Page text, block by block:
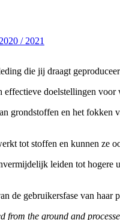
/ 2021
die jij draagt
doelstellingen voor
grondstoffen en het fokken
tot stoffen en kunnen ze
leiden tot hogere
de gebruikersfase van haar
the ground and